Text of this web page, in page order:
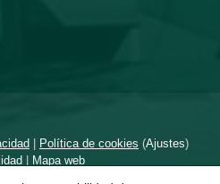
| Política de cookies (Ajustes)
| Mapa web